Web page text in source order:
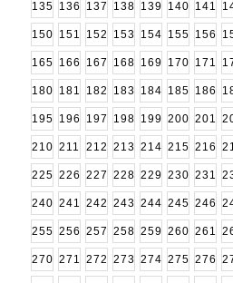
135 136 137 138 139 140 141
150 151 152 153 154 155 156
165 166 167 168 169 170 171
180 181 182 183 184 185 186
195 196 197 198 199 200 201
210 211 212 213 214 215 216
225 226 227 228 229 230 231
240 241 242 243 244 245 246
255 256 257 258 259 260 261
270 271 272 273 274 275 276